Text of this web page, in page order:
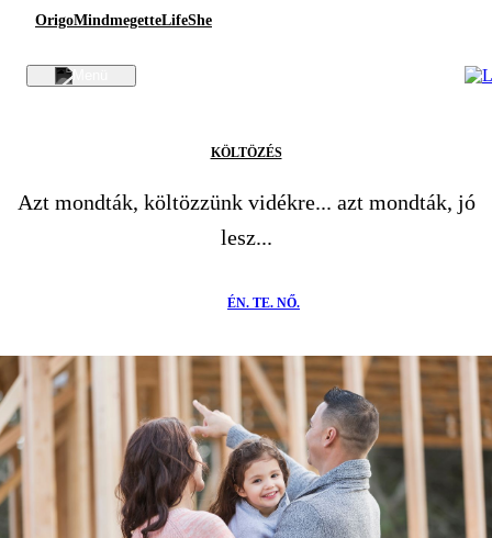
OrigoMindmegetteLifeShe
KÖLTÖZÉS
Azt mondták, költözzünk vidékre... azt mondták, jó
lesz...
ÉN. TE. NŐ.